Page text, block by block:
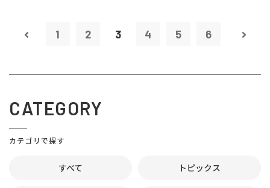
1 2 3 4 5 6
CATEGORY
カテゴリで探す
すべて トピックス